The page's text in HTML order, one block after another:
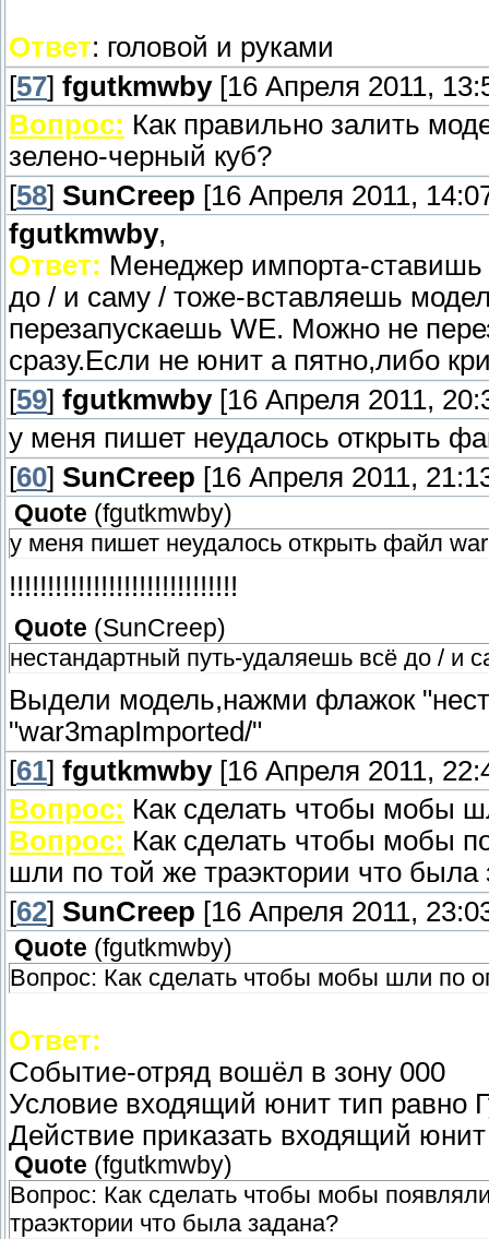
Ответ: головой и руками
[57] fgutkmwby[16 Апреля 2011,
Вопрос: Как правильно залить
зелено-черный куб?
[58] SunCreep [16 Апреля 2011,
fgutkmwby,
Ответ: Менеджер импорта-
до / и саму / тоже-вставляешь
перезапускаешь WE. Можно не
сразу.Если не юнит а пятно,либо
[59] fgutkmwby[16 Апреля 2011,
у меня пишет неудалось открыть
[60] SunCreep [16 Апреля 2011,
Quote (fgutkmwby)
у меня пишет неудалось открыть файл
!!!!!!!!!!!!!!!!!!!!!!!!!!!!!!
Quote (SunCreep)
нестандартный путь-удаляешь всё до / и
Выдели модель,нажми флажок
"war3mapImported/"
[61] fgutkmwby[16 Апреля 2011,
Вопрос: Как сделать чтобы мобы
Вопрос: Как сделать чтобы мобы
шли по той же траэктории что была
[62] SunCreep [16 Апреля 2011,
Quote (fgutkmwby)
Вопрос: Как сделать чтобы мобы шли по
Ответ:
Событие-отряд вошёл в зону 000
Условие входящий юнит тип равно
Действие приказать входящий юнит
Quote (fgutkmwby)
Вопрос: Как сделать чтобы мобы
траэктории что была задана?